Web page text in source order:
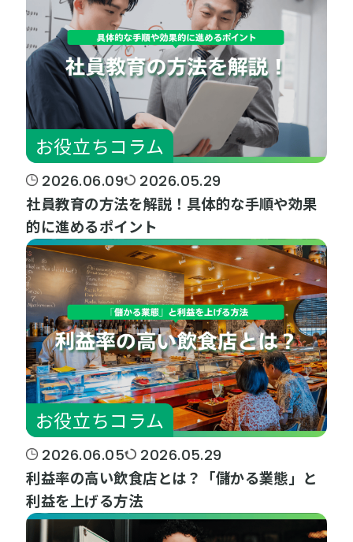
お役立ちコラム
2026.06.09
2026.05.29
社員教育の方法を解説！具体的な手順や効果
的に進めるポイント
お役立ちコラム
2026.06.05
2026.05.29
利益率の高い飲食店とは？「儲かる業態」と
利益を上げる方法